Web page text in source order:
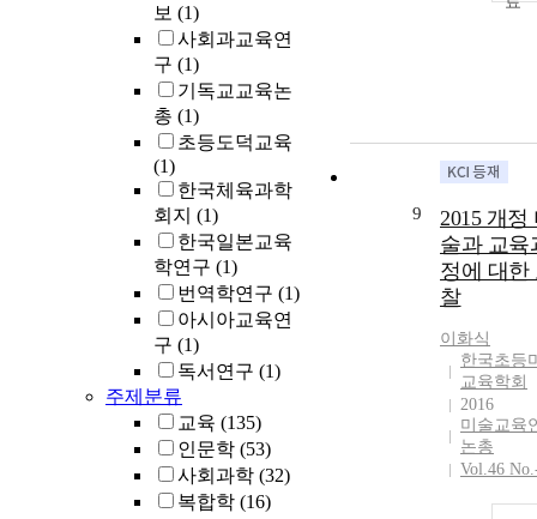
보 (1)
사회과교육연
구 (1)
기독교교육논
총 (1)
초등도덕교육
(1)
한국체육과학
회지 (1)
한국일본교육
학연구 (1)
번역학연구 (1)
아시아교육연
구 (1)
독서연구 (1)
주제분류
교육 (135)
인문학 (53)
사회과학 (32)
복합학 (16)
9
2015 개정
술과 교육
정에 대한
찰
이화식
한국초등
교육학회
2016
미술교육
논총
Vol.46